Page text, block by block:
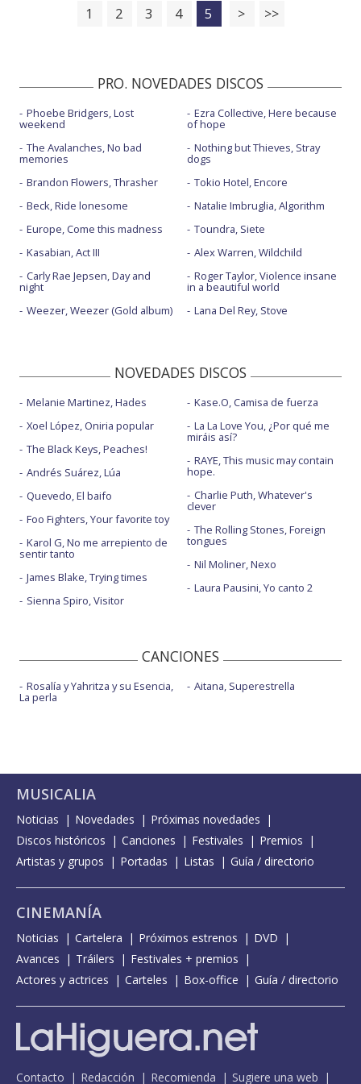
1 2 3 4 5 > >>
PRO. NOVEDADES DISCOS
Phoebe Bridgers, Lost
weekend
The Avalanches, No bad
memories
Brandon Flowers, Thrasher
Beck, Ride lonesome
Europe, Come this madness
Kasabian, Act III
Carly Rae Jepsen, Day and
night
Weezer, Weezer (Gold album)
Ezra Collective, Here because
of hope
Nothing but Thieves, Stray
dogs
Tokio Hotel, Encore
Natalie Imbruglia, Algorithm
Toundra, Siete
Alex Warren, Wildchild
Roger Taylor, Violence insane
in a beautiful world
Lana Del Rey, Stove
NOVEDADES DISCOS
Melanie Martinez, Hades
Xoel López, Oniria popular
The Black Keys, Peaches!
Andrés Suárez, Lúa
Quevedo, El baifo
Foo Fighters, Your favorite toy
Karol G, No me arrepiento de
sentir tanto
James Blake, Trying times
Sienna Spiro, Visitor
Kase.O, Camisa de fuerza
La La Love You, ¿Por qué me
miráis así?
RAYE, This music may contain
hope.
Charlie Puth, Whatever's
clever
The Rolling Stones, Foreign
tongues
Nil Moliner, Nexo
Laura Pausini, Yo canto 2
CANCIONES
Rosalía y Yahritza y su Esencia,
La perla
Aitana, Superestrella
MUSICALIA
Noticias Novedades
Próximas novedades
Discos históricos
Canciones Festivales
Premios
Artistas y grupos
Portadas Listas Guía / directorio
CINEMANÍA
Noticias Cartelera Próximos estrenos
DVD
Avances
Tráilers
Festivales + premios
Actores y actrices
Carteles Box-office Guía / directorio
Contacto Redacción Recomienda Sugiere una web